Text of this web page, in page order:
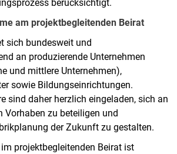
berücksichtigt.
am projektbegleitenden Beirat
sich bundesweit und
an produzierende Unternehmen
und mittlere Unternehmen),
sowie Bildungseinrichtungen.
sind daher herzlich eingeladen, sich an
Vorhaben zu beteiligen und
der Zukunft zu gestalten.
projektbegleitenden Beirat ist